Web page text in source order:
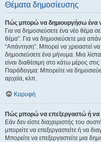
Θέματα δημοσίευσης
Πώς μπορώ να δημιουργήσω ένα
Για να δημοσιεύσετε ένα νέο θέμα
θέμα”. Για να δημοσιεύσετε μια
“Απάντηση”. Μπορεί να χρειαστεί
δημοσιεύσετε ένα μήνυμα. Μια
είναι διαθέσιμη στο κάτω μέρος
Παράδειγμα: Μπορείτε να
αρχεία, κλπ.
Κορυφή
Πώς μπορώ να επεξεργαστώ ή να
Εάν δεν είστε διαχειριστής του
μπορείτε να επεξεργαστείτε ή να
Μπορείτε να επεξεργαστείτε μια